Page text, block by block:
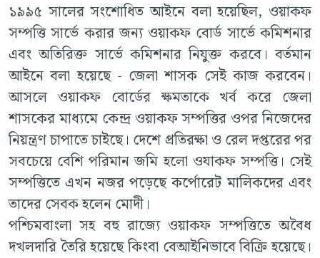
১৯৯৫ সালের সংশোধিত আইনে বলা হয়েছিল, ওয়াকফ
সম্পত্তি সার্ভে করার জন্য ওয়াকফ বোর্ড সার্ভে কমিশনার
এবং অতিরিক্ত সার্ভে কমিশনার নিযুক্ত করবে। বর্তমান
আইনে বলা হয়েছে - জেলা শাসক সেই কাজ করবেন।
আসলে ওয়াকফ বোর্ডের ক্ষমতাকে খর্ব করে জেলা
শাসকের মাধ্যমে কেন্দ্র ওয়াকফ সম্পত্তির ওপর নিজেদের
নিয়ন্ত্রণ চাপাতে চাইছে। দেশে প্রতিরক্ষা ও রেল দপ্তরের পর
সবচেয়ে বেশি পরিমান জমি হলো ওযাকফ সম্পত্তি। সেই
সম্পত্তিতে এখন নজর পড়েছে কর্পোরেট মালিকদের এবং
তাদের সেবক হলেন মোদী।
পশ্চিমবাংলা সহ বহু রাজ্যে ওয়াকফ সম্পত্তিতে অবৈধ
দখলদারি তৈরি হয়েছে কিংবা বেআইনিভাবে বিক্রি হয়েছে।